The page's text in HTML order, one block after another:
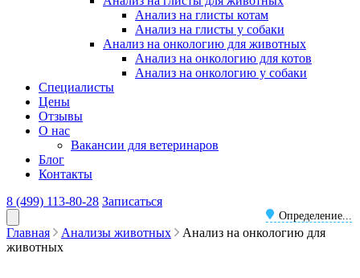
Анализ на глисты котам
Анализ на глисты у собаки
Анализ на онкологию для животных
Анализ на онкологию для котов
Анализ на онкологию у собаки
Специалисты
Цены
Отзывы
О нас
Вакансии для ветеринаров
Блог
Контакты
8 (499) 113-80-28
Определение...
Записаться
Главная Анализы животных
Анализ на онкологию для
животных